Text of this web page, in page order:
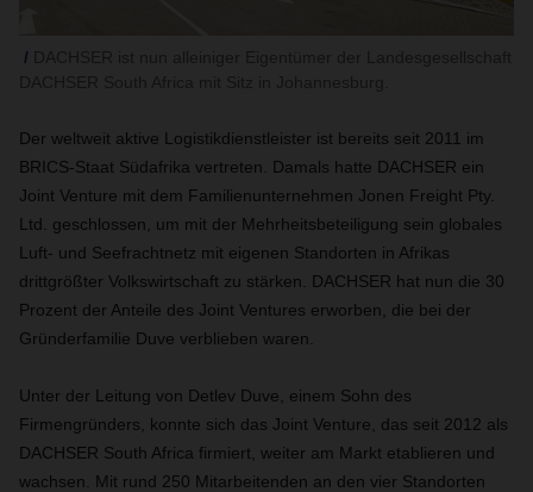
Der weltweit aktive Logistikdienstleister ist bereits seit 2011 im
BRICS-Staat Südafrika vertreten. Damals hatte DACHSER ein
Joint Venture mit dem Familienunternehmen Jonen Freight Pty.
Ltd. geschlossen, um mit der Mehrheitsbeteiligung sein globales
Luft- und Seefrachtnetz mit eigenen Standorten in Afrikas
drittgrößter Volkswirtschaft zu stärken. DACHSER hat nun die 30
Prozent der Anteile des Joint Ventures erworben, die bei der
Gründerfamilie Duve verblieben waren.
Unter der Leitung von Detlev Duve, einem Sohn des
Firmengründers, konnte sich das Joint Venture, das seit 2012 als
DACHSER South Africa firmiert, weiter am Markt etablieren und
wachsen. Mit rund 250 Mitarbeitenden an den vier Standorten